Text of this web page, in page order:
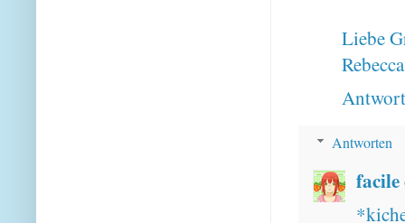
Liebe
Rebecca
Antworten
facile